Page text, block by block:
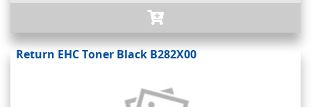
Return EHC Toner Black B282X00